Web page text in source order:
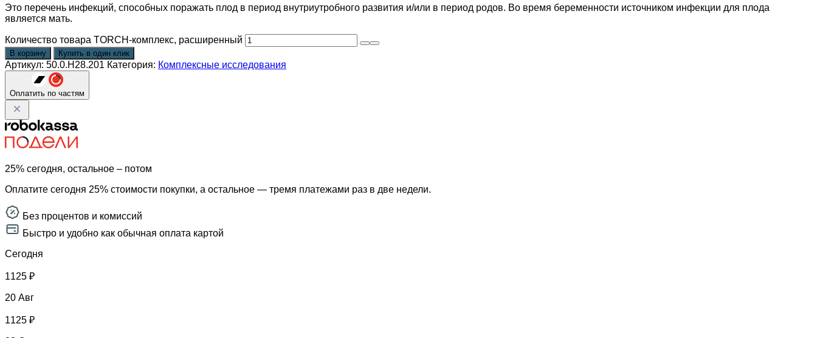
Это перечень инфекций, способных поражать плод в период внутриутробного развития и/или в период родов. Во время беременности источником инфекции для плода
является мать.
Количество товара TORCH-комплекс, расширенный
В корзину Купить в один клик
Артикул: 50.0.H28.201 Категория: Комплексные исследования
Оплатить по частям
25% сегодня, остальное – потом
Оплатите сегодня 25% стоимости покупки, а остальное — тремя платежами раз в две недели.
Без процентов и комиссий
Быстро и удобно как обычная оплата картой
Сегодня
1125 ₽
20 Авг
1125 ₽